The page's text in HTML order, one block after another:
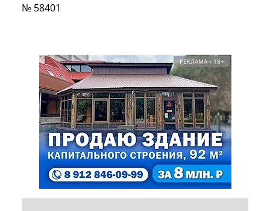
№ 58401
РЕКЛАМА • 18+